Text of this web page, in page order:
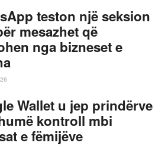
teston një seksion
mesazhet që
nga bizneset e
Wallet u jep prindërve
kontroll mbi
e fëmijëve